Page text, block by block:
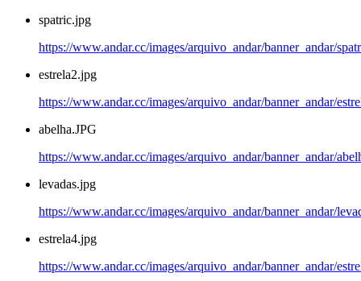
spatric.jpg
https://www.andar.cc/images/arquivo_andar/banner_andar/
estrela2.jpg
https://www.andar.cc/images/arquivo_andar/banner_andar/
abelha.JPG
https://www.andar.cc/images/arquivo_andar/banner_andar/
levadas.jpg
https://www.andar.cc/images/arquivo_andar/banner_andar/
estrela4.jpg
https://www.andar.cc/images/arquivo_andar/banner_andar/